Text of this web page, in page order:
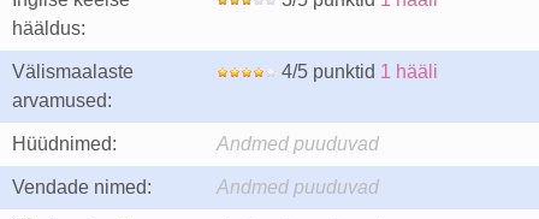
hääldus:
Välismaalaste
arvamused:
4/5 punktid 1 hääli
Hüüdnimed: Andmed puuduvad
Vendade nimed: Andmed puuduvad